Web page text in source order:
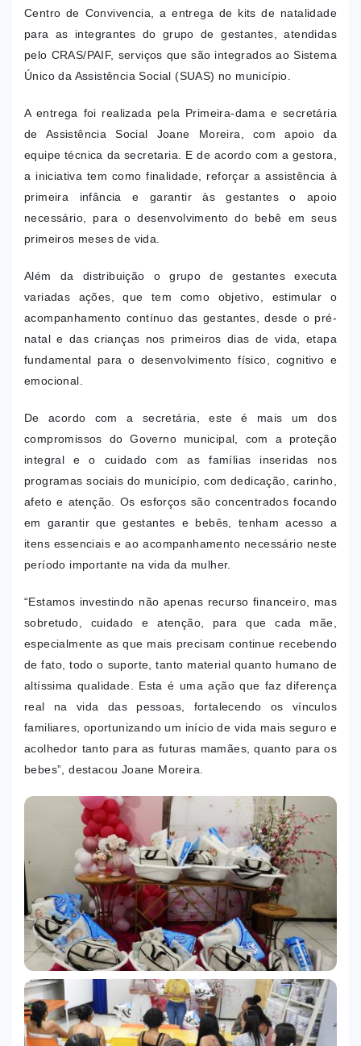
Centro de Convivencia, a entrega de kits de natalidade
para as integrantes do grupo de gestantes, atendidas
pelo CRAS/PAIF, serviços que são integrados ao Sistema
Único da Assistência Social (SUAS) no município.
A entrega foi realizada pela Primeira-dama e secretária
de Assistência Social Joane Moreira, com apoio da
equipe técnica da secretaria. E de acordo com a gestora,
a iniciativa tem como finalidade, reforçar a assistência à
primeira infância e garantir às gestantes o apoio
necessário, para o desenvolvimento do bebê em seus
primeiros meses de vida.
Além da distribuição o grupo de gestantes executa
variadas ações, que tem como objetivo, estimular o
acompanhamento contínuo das gestantes, desde o pré-
natal e das crianças nos primeiros dias de vida, etapa
fundamental para o desenvolvimento físico, cognitivo e
emocional.
De acordo com a secretária, este é mais um dos
compromissos do Governo municipal, com a proteção
integral e o cuidado com as famílias inseridas nos
programas sociais do município, com dedicação, carinho,
afeto e atenção. Os esforços são concentrados focando
em garantir que gestantes e bebês, tenham acesso a
itens essenciais e ao acompanhamento necessário neste
período importante na vida da mulher.
“Estamos investindo não apenas recurso financeiro, mas
sobretudo, cuidado e atenção, para que cada mãe,
especialmente as que mais precisam continue recebendo
de fato, todo o suporte, tanto material quanto humano de
altíssima qualidade. Esta é uma ação que faz diferença
real na vida das pessoas, fortalecendo os vínculos
familiares, oportunizando um início de vida mais seguro e
acolhedor tanto para as futuras mamães, quanto para os
bebes”, destacou Joane Moreira.